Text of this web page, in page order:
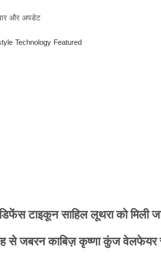
Technology Featured
टाइकून साहिल लूथरा को मिली
से जबरन काबिज़ कृष्णा कुंज वेलफेयर